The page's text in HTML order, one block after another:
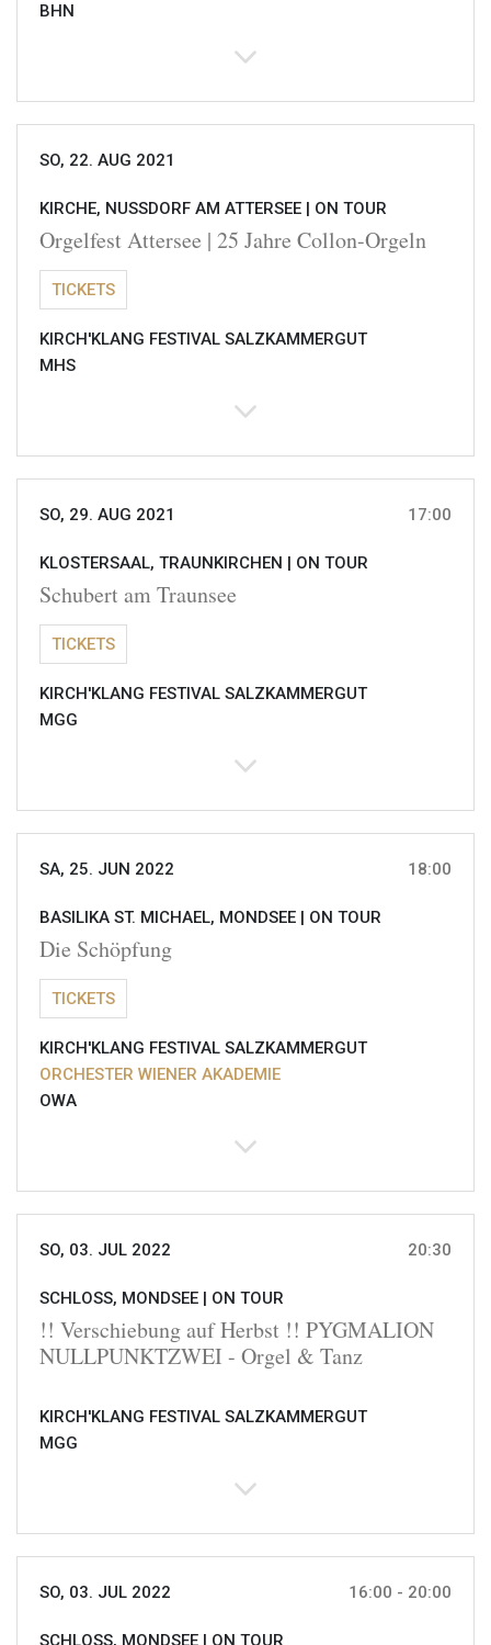
BHN
SO, 22. AUG 2021
KIRCHE, NUSSDORF AM ATTERSEE | ON TOUR
Orgelfest Attersee | 25 Jahre Collon-Orgeln
TICKETS
KIRCH'KLANG FESTIVAL SALZKAMMERGUT
MHS
SO, 29. AUG 2021 17:00
KLOSTERSAAL, TRAUNKIRCHEN | ON TOUR
Schubert am Traunsee
TICKETS
KIRCH'KLANG FESTIVAL SALZKAMMERGUT
MGG
SA, 25. JUN 2022 18:00
BASILIKA ST. MICHAEL, MONDSEE | ON TOUR
Die Schöpfung
TICKETS
KIRCH'KLANG FESTIVAL SALZKAMMERGUT
ORCHESTER WIENER AKADEMIE
OWA
SO, 03. JUL 2022 20:30
SCHLOSS, MONDSEE | ON TOUR
!! Verschiebung auf Herbst !! PYGMALION
NULLPUNKTZWEI - Orgel & Tanz
KIRCH'KLANG FESTIVAL SALZKAMMERGUT
MGG
SO, 03. JUL 2022 16:00 - 20:00
SCHLOSS, MONDSEE | ON TOUR